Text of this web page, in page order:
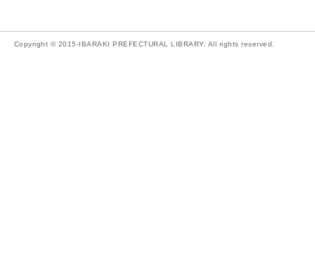
Copyright © 2015-IBARAKI PREFECTURAL LIBRARY. All rights reserved.